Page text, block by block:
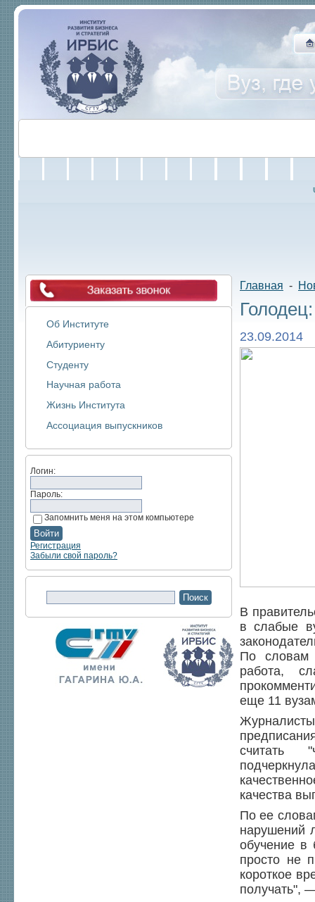
Об Институте
Абитуриенту
Студенту
Научная работа
Жизнь Института
Ассоциация выпускников
Логин:
Пароль:
Запомнить меня на этом компьютере
Регистрация
Забыли свой пароль?
Главная -
23.09.2014
В
в слабые
По словам
работа,
еще 11
считать
качества
По ее
нарушений
обучение в
просто не
короткое
получать",